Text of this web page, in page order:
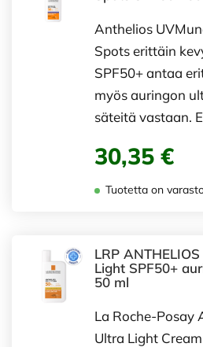
Anthelios
Spots erittäin
SPF50+ antaa
myös auringon
säteitä vastaan.
30,35 €
Tuotetta on
LRP
Light SPF50+
50 ml
La Roche-Posay
Ultra Light